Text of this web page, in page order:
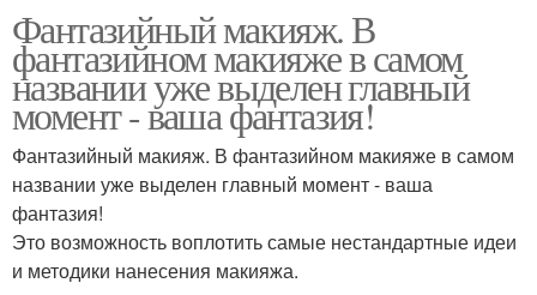
Фантазийный макияж. В
фантазийном макияже в самом
названии уже выделен главный
момент - ваша фантазия!
Фантазийный макияж. В фантазийном макияже в самом
названии уже выделен главный момент - ваша
фантазия!
Это возможность воплотить самые нестандартные идеи
и методики нанесения макияжа.